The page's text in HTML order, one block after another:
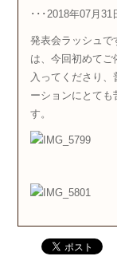
･･･2018年07月31
発表会ラッシュで
は、今回初めて
入ってくださり
ーションにとても
す。